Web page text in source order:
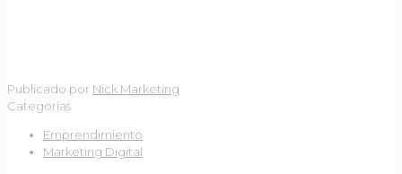
Publicado por Nick Marketing
Categorías
Emprendimiento
Marketing Digital